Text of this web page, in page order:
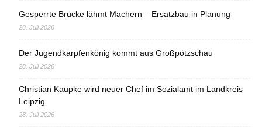
Gesperrte Brücke lähmt Machern – Ersatzbau in Planung
28. Juli 2026
Der Jugendkarpfenkönig kommt aus Großpötzschau
28. Juli 2026
Christian Kaupke wird neuer Chef im Sozialamt im Landkreis
Leipzig
28. Juli 2026